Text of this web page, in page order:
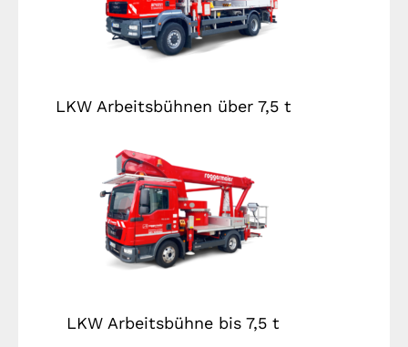
LKW Arbeitsbühnen über 7,5 t
LKW Arbeitsbühne bis 7,5 t